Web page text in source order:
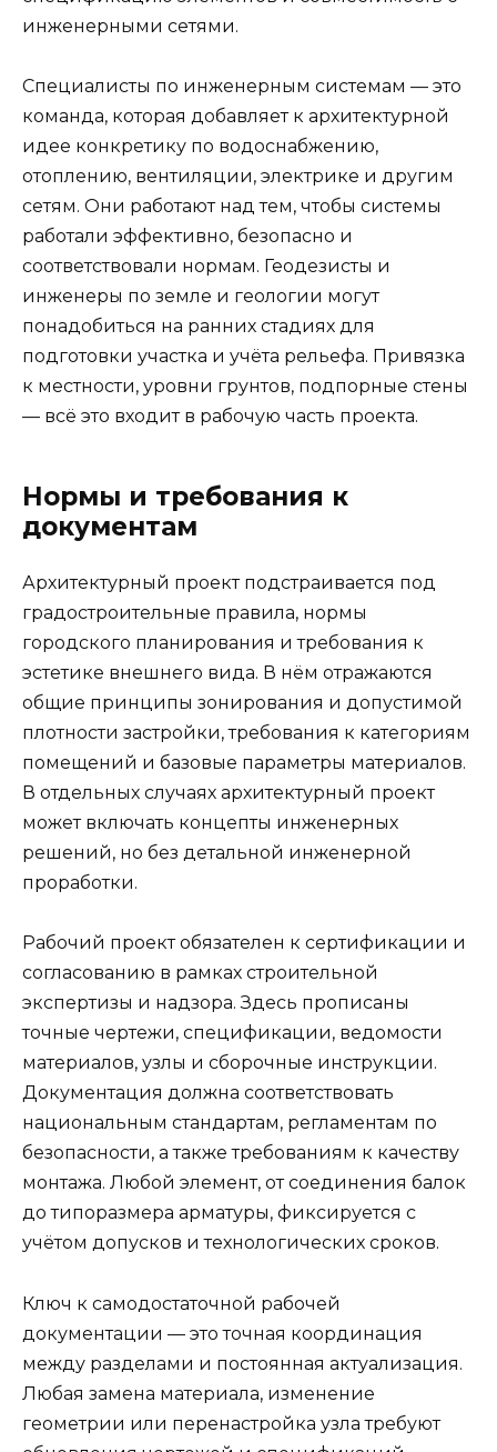
инженерными сетями.
Специалисты по инженерным системам — это
команда, которая добавляет к архитектурной
идее конкретику по водоснабжению,
отоплению, вентиляции, электрике и другим
сетям. Они работают над тем, чтобы системы
работали эффективно, безопасно и
соответствовали нормам. Геодезисты и
инженеры по земле и геологии могут
понадобиться на ранних стадиях для
подготовки участка и учёта рельефа. Привязка
к местности, уровни грунтов, подпорные стены
— всё это входит в рабочую часть проекта.
Нормы и требования к
документам
Архитектурный проект подстраивается под
градостроительные правила, нормы
городского планирования и требования к
эстетике внешнего вида. В нём отражаются
общие принципы зонирования и допустимой
плотности застройки, требования к категориям
помещений и базовые параметры материалов.
В отдельных случаях архитектурный проект
может включать концепты инженерных
решений, но без детальной инженерной
проработки.
Рабочий проект обязателен к сертификации и
согласованию в рамках строительной
экспертизы и надзора. Здесь прописаны
точные чертежи, спецификации, ведомости
материалов, узлы и сборочные инструкции.
Документация должна соответствовать
национальным стандартам, регламентам по
безопасности, а также требованиям к качеству
монтажа. Любой элемент, от соединения балок
до типоразмера арматуры, фиксируется с
учётом допусков и технологических сроков.
Ключ к самодостаточной рабочей
документации — это точная координация
между разделами и постоянная актуализация.
Любая замена материала, изменение
геометрии или перенастройка узла требуют